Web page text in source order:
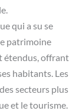
qui a su se
patrimoine
étendus, offrant
habitants. Les
secteurs plus
et le tourisme.